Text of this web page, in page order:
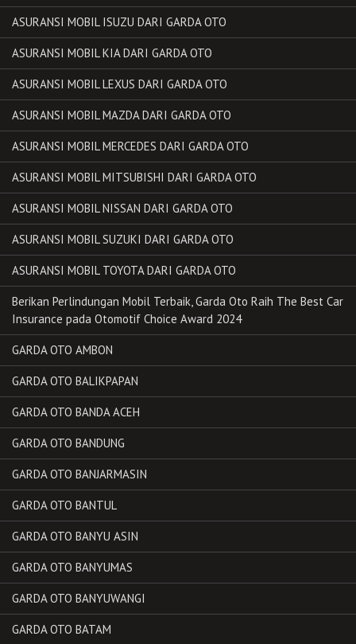
ASURANSI MOBIL ISUZU DARI GARDA OTO
ASURANSI MOBIL KIA DARI GARDA OTO
ASURANSI MOBIL LEXUS DARI GARDA OTO
ASURANSI MOBIL MAZDA DARI GARDA OTO
ASURANSI MOBIL MERCEDES DARI GARDA OTO
ASURANSI MOBIL MITSUBISHI DARI GARDA OTO
ASURANSI MOBIL NISSAN DARI GARDA OTO
ASURANSI MOBIL SUZUKI DARI GARDA OTO
ASURANSI MOBIL TOYOTA DARI GARDA OTO
Berikan Perlindungan Mobil Terbaik, Garda Oto Raih The Best Car
Insurance pada Otomotif Choice Award 2024
GARDA OTO AMBON
GARDA OTO BALIKPAPAN
GARDA OTO BANDA ACEH
GARDA OTO BANDUNG
GARDA OTO BANJARMASIN
GARDA OTO BANTUL
GARDA OTO BANYU ASIN
GARDA OTO BANYUMAS
GARDA OTO BANYUWANGI
GARDA OTO BATAM